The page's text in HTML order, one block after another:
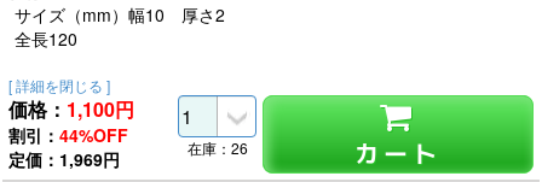
サイズ（mm）幅10 厚さ2
全長120
[ 詳細を閉じる ]
価格： 1,100円
割引： 44%OFF
定価：1,969円
カート
在庫：26